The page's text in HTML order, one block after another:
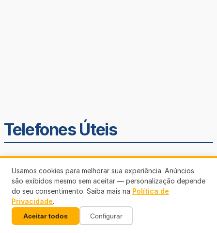
Telefones Úteis
SEMUSA
Usamos cookies para melhorar sua experiência. Anúncios
são exibidos mesmo sem aceitar — personalização depende
do seu consentimento. Saiba mais na Política de
Privacidade.
Aceitar todos Configurar